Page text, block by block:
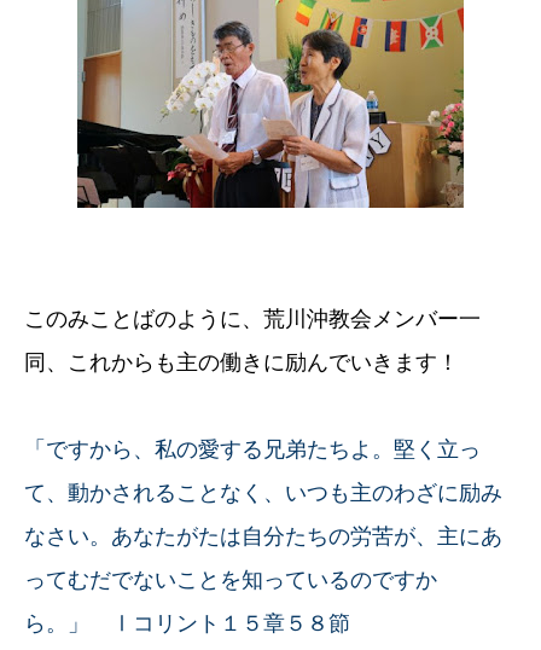
このみことばのように、荒川沖教会メンバー一
同、これからも主の働きに励んでいきます！
「ですから、私の愛する兄弟たちよ。堅く立っ
て、動かされることなく、いつも主のわざに励み
なさい。あなたがたは自分たちの労苦が、 主にあ
ってむだでないことを知っているのですか
ら。」 Ⅰコリント１５章５８節